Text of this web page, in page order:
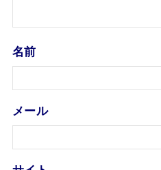
名前
メール